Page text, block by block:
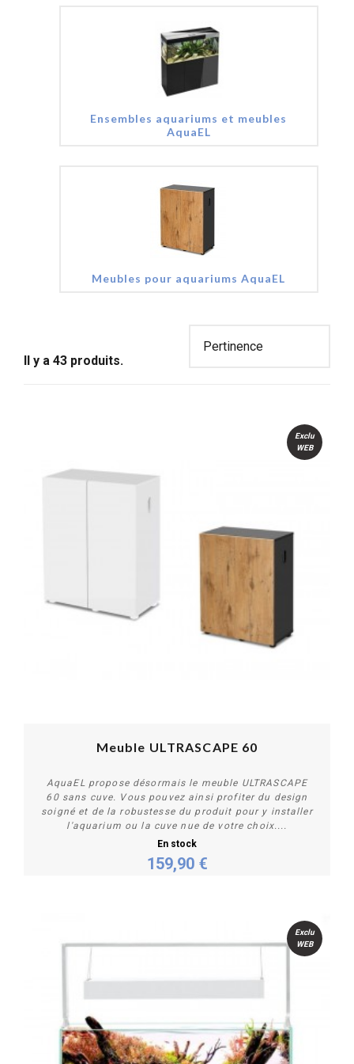
Ensembles aquariums et meubles
AquaEL
Meubles pour aquariums AquaEL
Il y a 43 produits.
Personnaliser
Exclu
WEB
Meuble ULTRASCAPE 60
AquaEL propose désormais le meuble ULTRASCAPE
60 sans cuve. Vous pouvez ainsi profiter du design
soigné et de la robustesse du produit pour y installer
l'aquarium ou la cuve nue de votre choix....
En stock
159,90 €
Exclu
WEB